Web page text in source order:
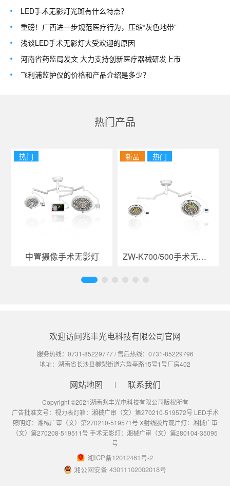
LED手术无影灯光斑有什么特点？
重磅！广西进一步规范医疗行为，压缩“灰色地带”
浅谈LED手术无影灯大受欢迎的原因
河南省药监局发文 大力支持创新医疗器械研发上市
飞利浦监护仪的价格和产品介绍是多少？
热门产品
热门
中置摄像手术无影灯
新品 热门
ZW-K700/500手术无影灯
欢迎访问兆丰光电科技有限公司官网
服务热线： 0731-85229777/ 售后热线： 0731-85229796
地址：湖南省长沙县榔梨街道六角亭路15号1号厂房402
网站地图 联系我们
Copyright ©2021湖南兆丰光电科技有限公司版权所有
广告批准文号：视力表灯箱：湘械广审（文）第270210-519572号 LED手术
照明灯：湘械广审（文）第270210-519571号 X射线胶片观片灯：湘械广审
（文）第270208-519511号 手术无影灯：湘械广审（文）第280104-35095
号
湘ICP备12012461号-2
湘公网安备 43011102002018号